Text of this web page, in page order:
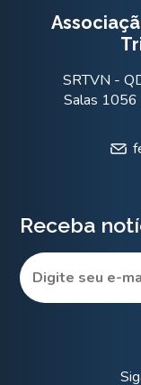
SRTVN -
Salas
Receba